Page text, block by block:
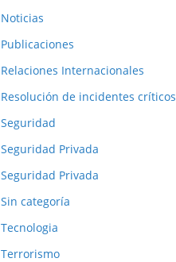
Noticias
Publicaciones
Relaciones Internacionales
Resolución de incidentes críticos
Seguridad
Seguridad Privada
Seguridad Privada
Sin categoría
Tecnologia
Terrorismo